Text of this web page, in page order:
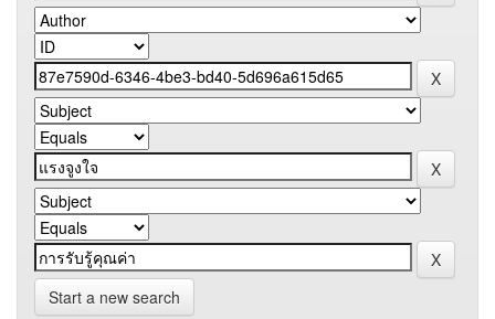
Start a new search